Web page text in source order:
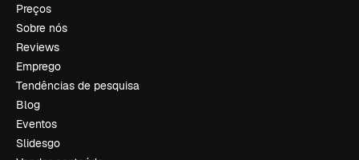
Preços
Sobre nós
Reviews
Emprego
Tendências de pesquisa
Blog
Eventos
Slidesgo